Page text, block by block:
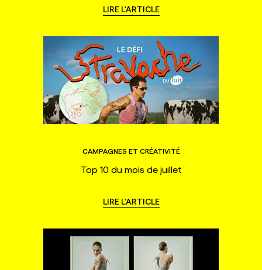
LIRE L'ARTICLE
CAMPAGNES ET CRÉATIVITÉ
Top 10 du mois de juillet
LIRE L'ARTICLE